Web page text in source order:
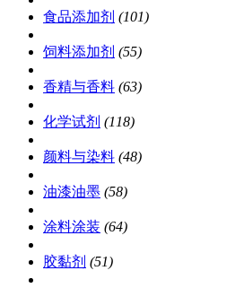
食品添加剂 (101)
饲料添加剂 (55)
香精与香料 (63)
化学试剂 (118)
颜料与染料 (48)
油漆油墨 (58)
涂料涂装 (64)
胶黏剂 (51)